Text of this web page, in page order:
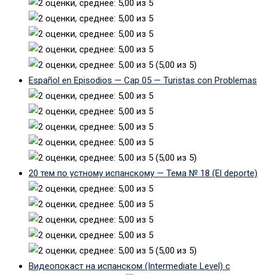
(5,00 из 5)
Español en Episodios — Cap 05 — Turistas con Problemas
(5,00 из 5)
20 тем по устному испанскому — Тема № 18 (El deporte)
(5,00 из 5)
Видеопокаст на испанском (Intermediate Level) с